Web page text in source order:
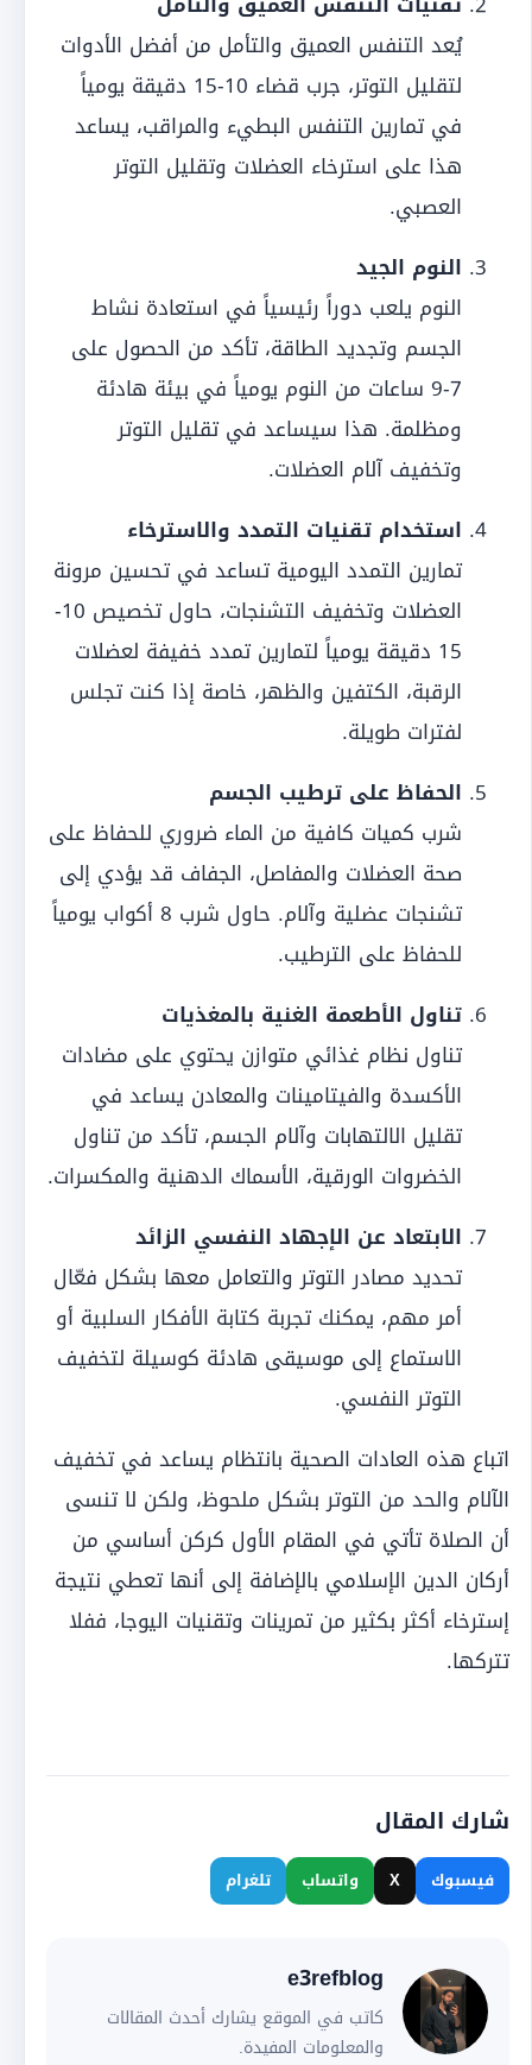
يُعد التنفس العميق والتأمل من أفضل الأدوات
لتقليل التوتر، جرب قضاء 10-15 دقيقة يومياً
في تمارين التنفس البطيء والمراقب، يساعد
هذا على استرخاء العضلات وتقليل التوتر
العصبي.
النوم الجيد
النوم يلعب دوراً رئيسياً في استعادة نشاط
الجسم وتجديد الطاقة، تأكد من الحصول على
7-9 ساعات من النوم يومياً في بيئة هادئة
ومظلمة. هذا سيساعد في تقليل التوتر
وتخفيف آلام العضلات.
استخدام تقنيات التمدد والاسترخاء
تمارين التمدد اليومية تساعد في تحسين مرونة
العضلات وتخفيف التشنجات، حاول تخصيص 10-
15 دقيقة يومياً لتمارين تمدد خفيفة لعضلات
الرقبة، الكتفين والظهر، خاصة إذا كنت تجلس
لفترات طويلة.
الحفاظ على ترطيب الجسم
شرب كميات كافية من الماء ضروري للحفاظ على
صحة العضلات والمفاصل، الجفاف قد يؤدي إلى
تشنجات عضلية وآلام. حاول شرب 8 أكواب يومياً
للحفاظ على الترطيب.
تناول الأطعمة الغنية بالمغذيات
تناول نظام غذائي متوازن يحتوي على مضادات
الأكسدة والفيتامينات والمعادن يساعد في
تقليل الالتهابات وآلام الجسم، تأكد من تناول
الخضروات الورقية، الأسماك الدهنية والمكسرات.
الابتعاد عن الإجهاد النفسي الزائد
تحديد مصادر التوتر والتعامل معها بشكل فعّال
أمر مهم، يمكنك تجربة كتابة الأفكار السلبية أو
الاستماع إلى موسيقى هادئة كوسيلة لتخفيف
التوتر النفسي.
اتباع هذه العادات الصحية بانتظام يساعد في تخفيف
الآلام والحد من التوتر بشكل ملحوظ، ولكن لا تنسى
أن الصلاة تأتي في المقام الأول كركن أساسي من
أركان الدين الإسلامي بالإضافة إلى أنها تعطي نتيجة
إسترخاء أكثر بكثير من تمرينات وتقنيات اليوجا، ففلا
تتركها.
شارك المقال
فيسبوك X واتساب تلغرام
e3refblog
كاتب في الموقع يشارك أحدث المقالات
والمعلومات المفيدة.